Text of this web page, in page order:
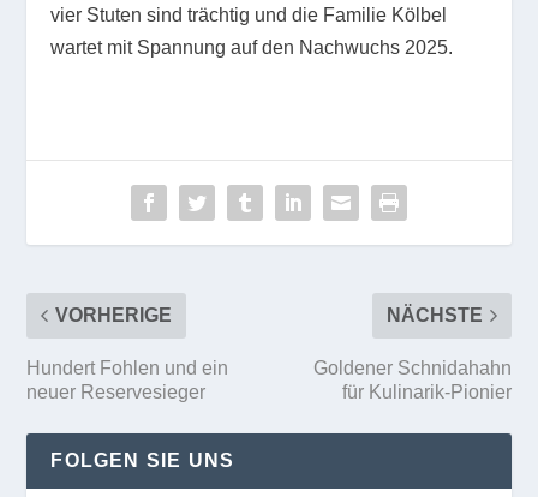
vier Stuten sind trächtig und die Familie Kölbel
wartet mit Spannung auf den Nachwuchs 2025.
VORHERIGE
Hundert Fohlen und ein
neuer Reservesieger
NÄCHSTE
Goldener Schnidahahn
für Kulinarik-Pionier
FOLGEN SIE UNS